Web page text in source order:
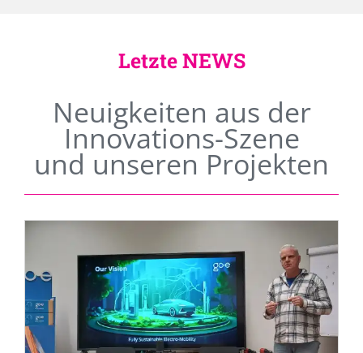
Letzte NEWS
Neuigkeiten aus der
Innovations-Szene
und unseren Projekten